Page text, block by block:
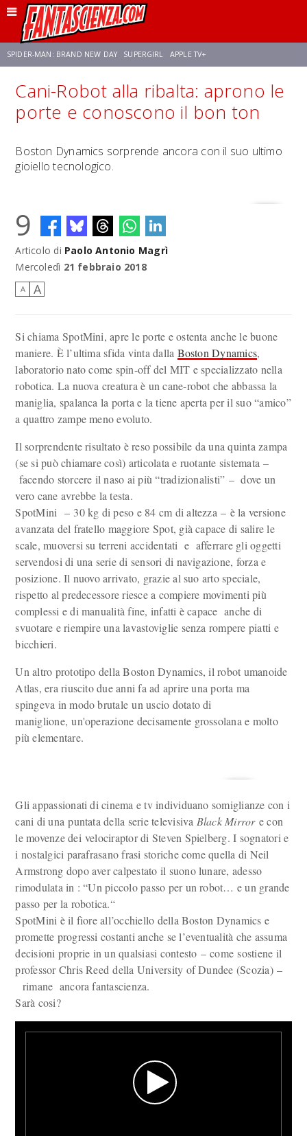
SPIDER-MAN: BRAND NEW DAY SUPERGIRL APPLE TV+
FRANCO RICCIARDIELLO ZENDAYA STAR TREK AVENGERS: DOOMSDAY
Cani-Robot alla ribalta: aprono le
porte e conoscono il bon ton
Boston Dynamics sorprende ancora con il suo ultimo
gioiello tecnologico.
9
Articolo di Paolo Antonio Magrì
Mercoledì 21 febbraio 2018
A A
Si chiama SpotMini, apre le porte e ostenta anche le buone
maniere. È l’ultima sfida vinta dalla Boston Dynamics,
laboratorio nato come spin-off del MIT e specializzato nella
robotica. La nuova creatura è un cane-robot che abbassa la
maniglia, spalanca la porta e la tiene aperta per il suo “amico”
a quattro zampe meno evoluto.
Il sorprendente risultato è reso possibile da una quinta zampa
(se si può chiamare così) articolata e ruotante sistemata –
facendo storcere il naso ai più “tradizionalisti” – dove un
vero cane avrebbe la testa.
SpotMini – 30 kg di peso e 84 cm di altezza – è la versione
avanzata del fratello maggiore Spot, già capace di salire le
scale, muoversi su terreni accidentati e afferrare gli oggetti
servendosi di una serie di sensori di navigazione, forza e
posizione. Il nuovo arrivato, grazie al suo arto speciale,
rispetto al predecessore riesce a compiere movimenti più
complessi e di manualità fine, infatti è capace anche di
svuotare e riempire una lavastoviglie senza rompere piatti e
bicchieri.
Un altro prototipo della Boston Dynamics, il robot umanoide
Atlas, era riuscito due anni fa ad aprire una porta ma
spingeva in modo brutale un uscio dotato di
maniglione, un'operazione decisamente grossolana e molto
più elementare.
Gli appassionati di cinema e tv individuano somiglianze con i
cani di una puntata della serie televisiva Black Mirrore con
le movenze dei velociraptor di Steven Spielberg. I sognatori e
i nostalgici parafrasano frasi storiche come quella di Neil
Armstrong dopo aver calpestato il suono lunare, adesso
rimodulata in : “Un piccolo passo per un robot… e un grande
passo per la robotica.“
SpotMini è il fiore all’occhiello della Boston Dynamics e
promette progressi costanti anche se l’eventualità che assuma
decisioni proprie in un qualsiasi contesto – come sostiene il
professor Chris Reed della University of Dundee (Scozia) –
rimane ancora fantascienza.
Sarà cosi?